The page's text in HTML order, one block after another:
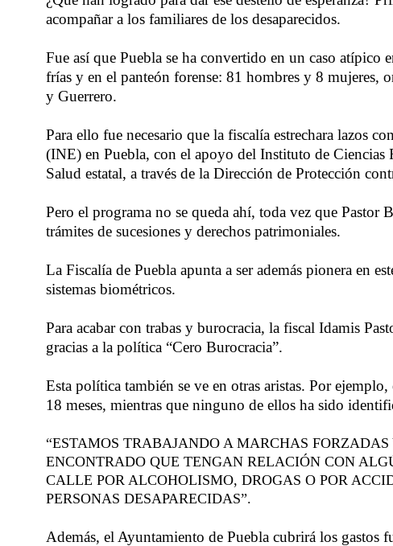
acompañar a los familiares de los desaparecidos.
Fue así que Puebla se ha convertido en un caso atípico
frías y en el panteón forense: 81 hombres y 8 mujeres,
y Guerrero.
Para ello fue necesario que la fiscalía estrechara lazos
(INE) en Puebla, con el apoyo del Instituto de
Salud estatal, a través de la Dirección de Protección
Pero el programa no se queda ahí, toda vez que Pastor
trámites de sucesiones y derechos patrimoniales.
La Fiscalía de Puebla apunta a ser además pionera en
sistemas biométricos.
Para acabar con trabas y burocracia, la fiscal Idamis
gracias a la política “Cero Burocracia”.
Esta política también se ve en otras aristas. Por
18 meses, mientras que ninguno de ellos ha sido
“ESTAMOS TRABAJANDO A MARCHAS
ENCONTRADO QUE TENGAN RELACIÓN CON
CALLE POR ALCOHOLISMO, DROGAS O POR
PERSONAS DESAPARECIDAS”.
Además, el Ayuntamiento de Puebla cubrirá los gastos